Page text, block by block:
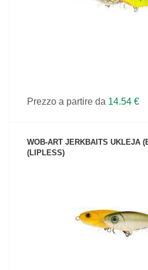
Prezzo a partire da 14.54 €
WOB-ART JERKBAITS UKLEJA
(LIPLESS)